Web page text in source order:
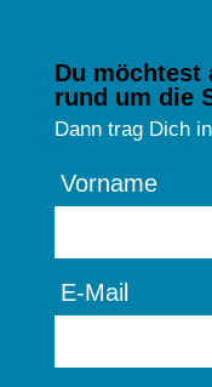
Du möchtest
rund um die
Dann trag Dich
Vorname
E-Mail